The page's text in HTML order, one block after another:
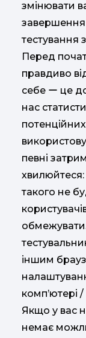
змінювати
завершення
тестування
Перед
правдиво
себе ー це
нас
певні
такого не
іншим
комп’ютері
Якщо у вас
немає